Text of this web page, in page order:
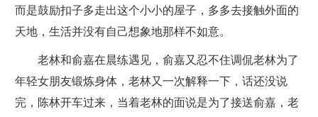
而是鼓励扣子多走出这个小小的屋子，多多去接触外面的
天地，生活并没有自己想象地那样不如意。
老林和俞嘉在晨练遇见，俞嘉又忍不住调侃老林为了
年轻女朋友锻炼身体，老林又一次解释一下，话还没说
完，陈林开车过来，当着老林的面说是为了接送俞嘉，老